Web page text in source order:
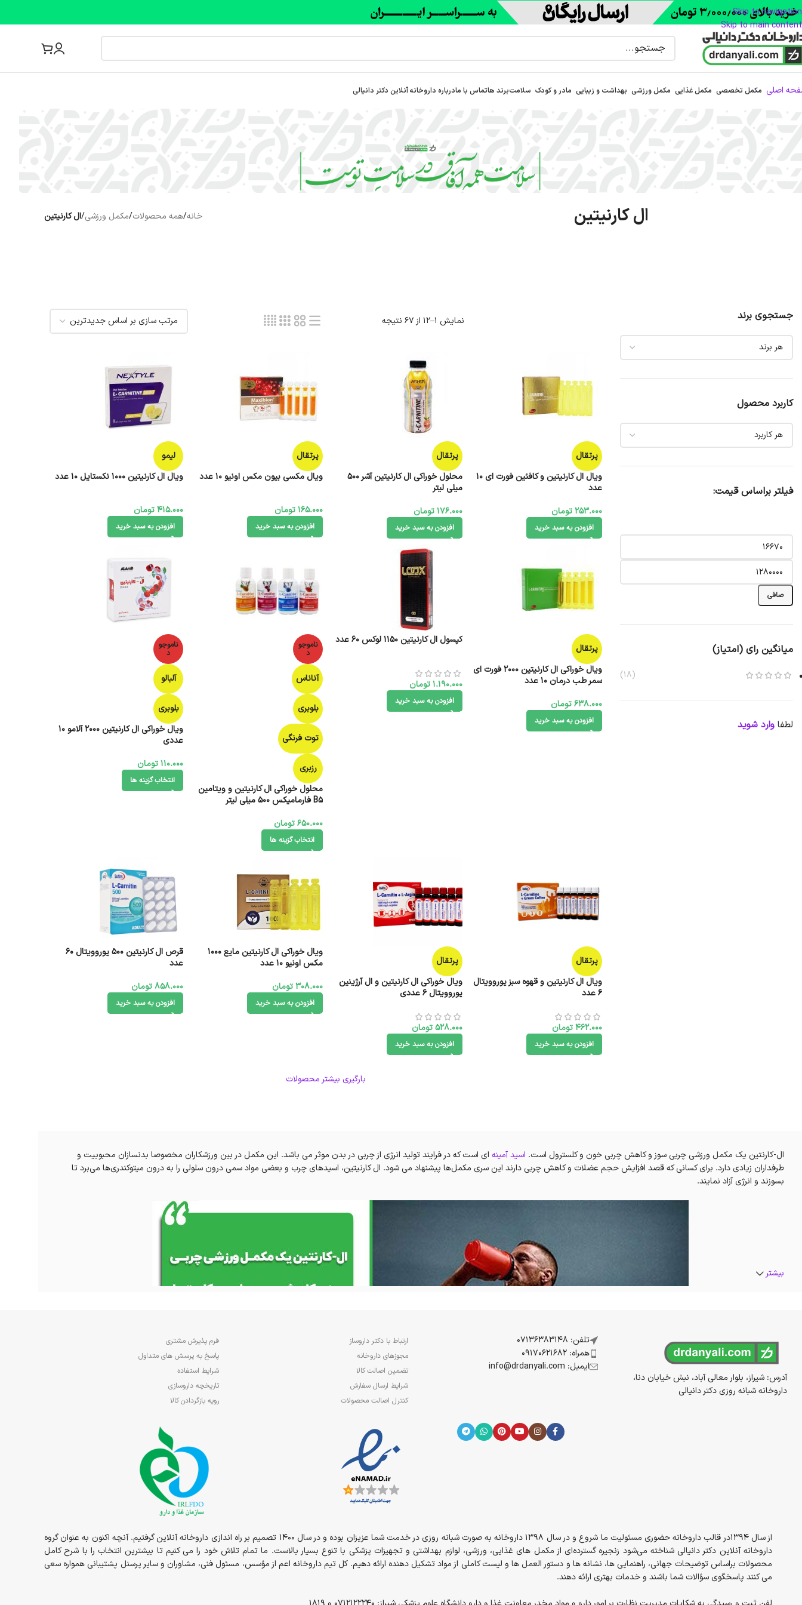
Skip to navigation
Skip to main content
اصلی مکمل تخصصی مکمل غذایی مکمل ورزشی بهداشت و زیبایی مادر و کودک سلامتبرند هاتماس با مادرباره‌ داروخانه آنلاین دکتر دانیالی
ال کارنیتین خانه/همه محصولات/مکمل ورزشی/ال کارنیتین
جستجوی برند
کاربرد محصول
فیلتر براساس قیمت:
صافی
میانگین رای (امتیاز)
(18)
لطفا وارد شوید
نمایش 1–12 از 67 نتیجه
پرتقال
ویال ال کارنیتین و کافئین فورت ای 10
عدد
253.000تومان
افزودن به سبد خرید
پرتقال
محلول خوراکی ال کارنیتین آشر 500
میلی لیتر
176.000تومان
افزودن به سبد خرید
پرتقال
ویال مکسی بیون مکس اونیو 10 عدد
165.000تومان
افزودن به سبد خرید
لیمو
ویال ال کارنیتین 1000 نکستایل 10 عدد
415.000 تومان
افزودن به سبد خرید
پرتقال
ویال خوراکی ال کارنیتین 2000 فورت ای
سمر طب درمان 10 عدد
638.000تومان
افزودن به سبد خرید
کپسول ال کارنیتین 1150 لوکس 60 عدد
1.190.000تومان
افزودن به سبد خرید
ناموجو
د
آناناس
بلوبری
توت فرنگی
رزبری
محلول خوراکی ال کارنیتین و ویتامین
B5 فارمامیکس 500 میلی لیتر
650.000تومان
انتخاب گزینه ها
ناموجو
د
آلبالو
بلوبری
ویال خوراکی ال کارنیتین 2000 آلامو 10
عددی
110.000 تومان
انتخاب گزینه ها
پرتقال
ویال ال کارنیتین و قهوه سبز یوروویتال
6 عدد
462.000تومان
افزودن به سبد خرید
پرتقال
ویال خوراکی‌ ال کارنیتین و ال آرژینین
یوروویتال 6 عددی
528.000تومان
افزودن به سبد خرید
ویال خوراکی ال کارنیتین مایع 1000
مکس اونیو 10 عدد
308.000تومان
افزودن به سبد خرید
قرص ال کارنیتین 500 یوروویتال 60
عدد
858.000 تومان
افزودن به سبد خرید
بارگیری بیشتر محصولات
ال-کارنتین یک مکمل ورزشی چربی سوز و کاهش چربی خون و کلسترول است. اسید آمینه ای است که در فرایند تولید انرژی از چربی در بدن موثر می باشد. این مکمل در بین ورزشکاران مخصوصا بدنسازان محبوبیت و
طرفداران زیادی دارد. برای کسانی که قصد افزایش حجم عضلات و کاهش چربی دارند این سری مکمل‌ها پیشنهاد می شود. ال کارنیتین، اسیدهای چرب و بعضی مواد سمی درون سلولی را به درون میتوکندری‌ها می‌برد تا
بسوزند و انرژی آزاد نمایند.
در ورزشکارانی که تمرینات سنگین ورزشی و بدنسازی انجام می‌دهند آسیب های وارده به عضلات را محدود می‌سازد در نتیجه به تقویت عضلات کمک می کند. این ماده را می توانید از منابع غذایی مانند گوشت قرمز، لبنیات،
آووکادو و سینه مرغ پخته شده دریافت کنید. اما کسانی که به دلیل رژیم گیاهخواری، عادات غذایی نامناسب و یا انجام ورزش‌های حرفه‌ای مقدار لازم این ماده را دریافت نمی‌کنند، می‌توانند از مکمل‌های ورزشی ال کارنتین
استفاده کنند.
بیشتر
آدرس: شیراز، بلوار معالی آباد، نبش خیابان دنا،
داروخانه شبانه روزی دکتر دانیالی
تلفن: 07136383148
همراه: 09170621682
ایمیل: info@drdanyali.com
ارتباط با دکتر داروساز
مجوزهای داروخانه
تضمین اصالت کالا
شرایط ارسال سفارش
کنترل اصالت محصولات
فرم پذیرش مشتری
پاسخ به پرسش های متداول
شرایط استفاده
تاریخچه داروسازی
رویه بازگردادن کالا
از سال 1394در قالب داروخانه حضوری مسئولیت ما شروع و در سال 1398 داروخانه به صورت شبانه روزی در خدمت شما عزیزان بوده و در سال 1400 تصمیم بر راه اندازی داروخانه آنلاین گرفتیم. آنچه اکنون به عنوان گروه
داروخانه آنلاین دکتر دانیالی شناخته می‌شود زنجیره گسترده‌ای از مکمل های غذایی، ورزشی، لوازم بهداشتی و تجهیزات پزشکی با تنوع بسیار بالاست. ما تمام تلاش خود را می کنیم تا بیشترین انتخاب را با شرح کامل
محصولات براساس توضیحات جهانی، راهنمایی ها، نشانه ها و دستور العمل ها و لیست کاملی از مواد تشکیل دهنده ارائه دهیم. کل تیم داروخانه اعم از مؤسس، مسئول فنی، مشاوران و سایر پرسنل پشتیبانی همواره سعی
می کنند پاسخگوی سؤالات شما باشند و خدمات بهتری ارائه دهند.